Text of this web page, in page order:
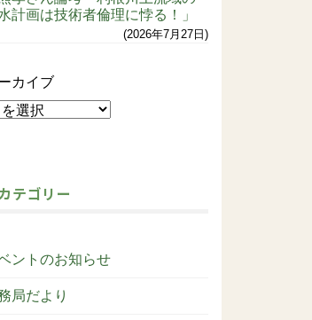
計画は技術者倫理に悖る！」
2026年7月27日
カイブ
テゴリー
ントのお知らせ
局だより